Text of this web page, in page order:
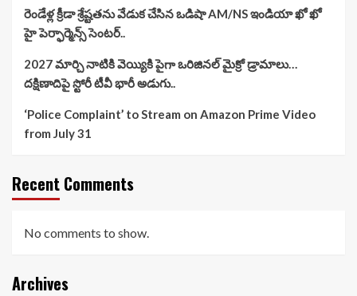
రెండేళ్ల క్రీడా శ్రేష్టతను వేడుక చేసిన ఒడిషా AM/NS ఇండియా ఖో ఖో
హై పెర్ఫార్మెన్స్ సెంటర్..
2027 మార్చి నాటికి వెయ్యికి పైగా ఒరిజినల్ మైక్రో డ్రామాలు…
దక్షిణాదిపై స్టోరీ టీవీ భారీ అడుగు..
‘Police Complaint’ to Stream on Amazon Prime Video
from July 31
Recent Comments
No comments to show.
Archives